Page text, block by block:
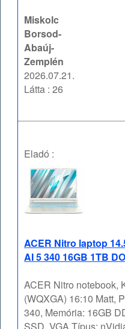
Miskolc
Borsod-
Abaúj-
Zemplén
2026.07.21.
Látta : 26
Eladó :
ACER Nitro laptop
AI 5 340 16GB 1TB
ACER Nitro notebook,
(WQXGA) 16:10 Matt,
340, Memória: 16GB